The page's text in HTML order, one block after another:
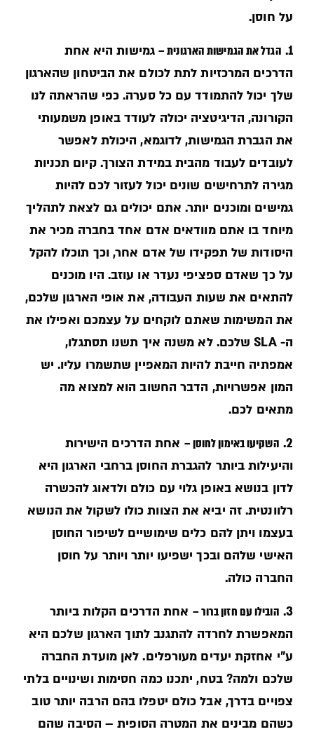
על חוסן.
1. הגדל את הגמישות הארגונית –גמישות היא אחת
הדרכים המרכזיות לתת לכולם את הביטחון שהארגון
שלך יכול להתמודד עם כל סערה. כפי שהראתה לנו
הקורונה, הדיגיטציה יכולה לעודד באופן משמעותי
את הגברת הגמישות, לדוגמא, היכולת לאפשר
לעובדים לעבוד מהבית במידת הצורך. קיום תכניות
מגירה לתרחישים שונים יכול לעזור לכם להיות
גמישים ומוכנים יותר. אתם יכולים גם לצאת לתהליך
מיוחד בו אתם מוודאים אדם אחד בחברה מכיר את
היסודות של תפקידו של אדם אחר, וכך תוכלו להקל
על כך שאדם ספציפי נעדר או עוזב. היו מוכנים
להתאים את שעות העבודה, את אופי הארגון שלכם,
את המשימות שאתם לוקחים על עצמכם ואפילו את
ה- SLA שלכם. לא משנה איך תשנו תסתגלו,
אמפתיה חייבת להיות המאפיין שתשמרו עליו. יש
המון אפשרויות, הדבר החשוב הוא למצוא מה
מתאים לכם.
2. השקיעו באימון לחוסן – אחת הדרכים הישירות
והיעילות ביותר להגברת החוסן ברחבי הארגון היא
לדון בנושא באופן גלוי עם כולם ולדאוג להכשרה
רלוונטית. זה יביא את הצוות כולו לשקול את הנושא
בעצמו ויתן להם כלים שימושיים לשיפור החוסן
האישי שלהם ובכך ישפיעו יותר ויותר על חוסן
החברה כולה.
3. הובילו עם חזון ברור – אחת הדרכים הקלות ביותר
המאפשרת לחרדה להתגנב לתוך הארגון שלכם היא
ע"י אחזקת יעדים מעורפלים. לאן מועדת החברה
שלכם ולמה? בטח, יתכנו כמה חסימות ושינויים בלתי
צפויים בדרך, אבל כולם יטפלו בהם הרבה יותר טוב
כשהם מבינים את המטרה הסופית – הסיבה שהם